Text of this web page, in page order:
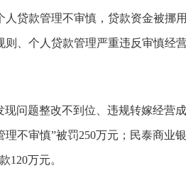
贷款管理不审慎，贷款资金被挪
、个人贷款管理严重违反审慎经
问题整改不到位、违规转嫁经营
不审慎”被罚250万元；民泰商业
120万元。